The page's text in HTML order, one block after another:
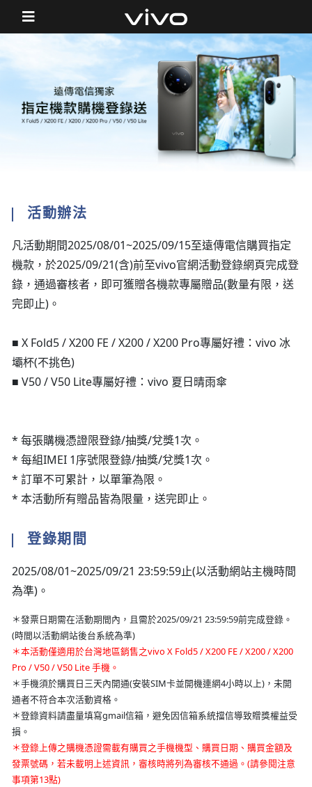
活動辦法
凡活動期間2025/08/01~2025/09/15至遠傳電信購買指定
機款，於2025/09/21(含)前至vivo官網活動登錄網頁完成登
錄，通過審核者，即可獲贈各機款專屬贈品(數量有限，送
完即止)。
■ X Fold5 / X200 FE / X200 / X200 Pro專屬好禮：vivo 冰
壩杯(不挑色)
■ V50 / V50 Lite專屬好禮：vivo 夏日晴雨傘
* 每張購機憑證限登錄/抽獎/兌獎1次。
* 每組IMEI 1序號限登錄/抽獎/兌獎1次。
* 訂單不可累計，以單筆為限。
* 本活動所有贈品皆為限量，送完即止。
登錄期間
2025/08/01~2025/09/21 23:59:59止(以活動網站主機時間
為準)。
＊發票日期需在活動期間內，且需於2025/09/21 23:59:59前完成登錄。
(時間以活動網站後台系統為準)
＊本活動僅適用於台灣地區銷售之vivo X Fold5 / X200 FE / X200 / X200
Pro / V50 / V50 Lite 手機。
＊手機須於購買日三天內開通(安裝SIM卡並開機連網4小時以上)，未開
通者不符合本次活動資格。
＊登錄資料請盡量填寫gmail信箱，避免因信箱系統擋信導致贈獎權益受
損。
＊登錄上傳之購機憑證需載有購買之手機機型、購買日期、購買金額及
發票號碼，若未載明上述資訊，審核時將列為審核不通過。(請參閱注意
事項第13點)